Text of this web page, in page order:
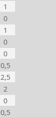
1
0
1
0
0
0,5
2,5
2
0
0,5